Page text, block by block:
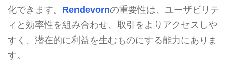
化できます。 Rendevornの重要性は、ユーザビリテ
ィと効率性を組み合わせ、取引をよりアクセスしや
すく、潜在的に利益を生むものにする能力にありま
す。